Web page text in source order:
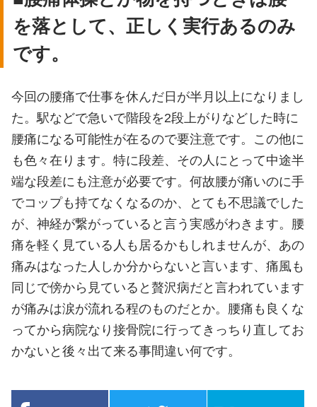
を落として、正しく実行あるのみ
です。
今回の腰痛で仕事を休んだ日が半月以上になりまし
た。駅などで急いで階段を2段上がりなどした時に
腰痛になる可能性が在るので要注意です。この他に
も色々在ります。特に段差、その人にとって中途半
端な段差にも注意が必要です。何故腰が痛いのに手
でコップも持てなくなるのか、とても不思議でした
が、神経が繋がっていると言う実感がわきます。腰
痛を軽く見ている人も居るかもしれませんが、あの
痛みはなった人しか分からないと言います、痛風も
同じで傍から見ていると贅沢病だと言われています
が痛みは涙が流れる程のものだとか。腰痛も良くな
ってから病院なり接骨院に行ってきっちり直してお
かないと後々出て来る事間違い何です。